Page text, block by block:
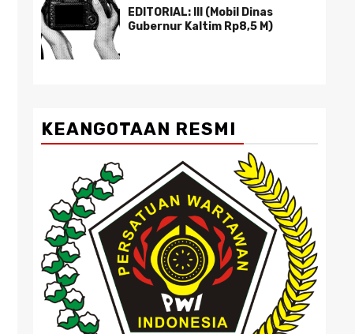
EDITORIAL: III (Mobil Dinas
Gubernur Kaltim Rp8,5 M)
KEANGOTAAN RESMI